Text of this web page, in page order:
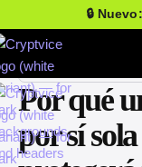
🔒
IR A TODAS LAS GUÍAS
Por qué
por sí